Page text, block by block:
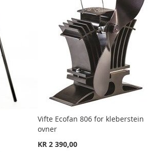
Vifte Ecofan 806 for kleberstein
ovner
KR 2 390,00